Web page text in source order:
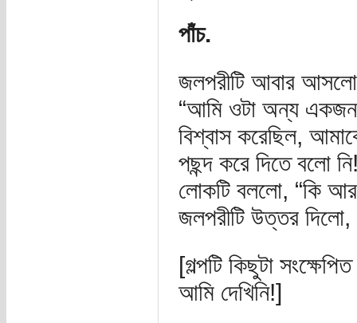
পাঁচ.
জলপরীটি আবার
“আমি ওটা অন্য
বিশ্বাস করেছিল,
পছন্দ করে দিতে বলো
লোকটি বললো, “কি
জলপরীটি উত্তর দিলো,
[গল্পটি কিছুটা
আমি দেখিনি!]